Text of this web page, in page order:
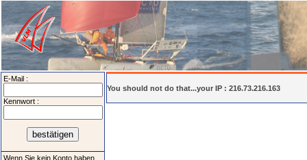
E-Mail :
Kennwort :
Wenn Sie kein Konto haben
You should not do that...your IP : 216.73.216.163